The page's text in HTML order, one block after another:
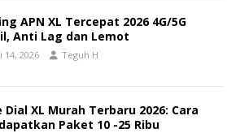
APN XL Tercepat 2026 4G/5G
Anti Lag dan Lemot
14, 2026 Teguh H
Dial XL Murah Terbaru 2026: Cara
Paket 10 -25 Ribu